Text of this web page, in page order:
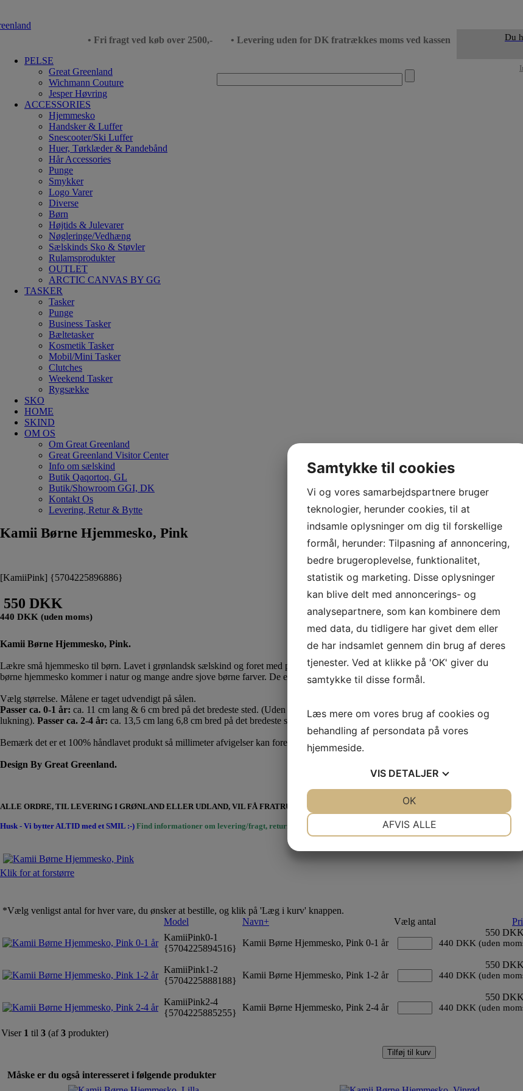
Du
• Fri fragt ved køb over 2500,- • Levering uden for DK fratrækkes moms ved kassen • Levering
PELSE
Great Greenland
Wichmann Couture
Jesper Høvring
ACCESSORIES
Hjemmesko
Handsker & Luffer
Snescooter/Ski Luffer
Huer, Tørklæder & Pandebånd
Hår Accessories
Punge
Smykker
Logo Varer
Diverse
Børn
Højtids & Julevarer
Nøgleringe/Vedhæng
Sælskinds Sko & Støvler
Rulamsprodukter
OUTLET
ARCTIC CANVAS BY GG
TASKER
Tasker
Punge
Business Tasker
Bæltetasker
Kosmetik Tasker
Mobil/Mini Tasker
Clutches
Weekend Tasker
Rygsække
SKO
HOME
SKIND
OM OS
Om Great Greenland
Great Greenland Visitor Center
Info om sælskind
Butik Qaqortoq, GL
Butik/Showroom GGI, DK
Kontakt Os
Levering, Retur & Bytte
Kamii Børne Hjemmesko, Pink
[KamiiPink] {5704225896886}
550 DKK
440 DKK (uden moms)
Kamii Børne Hjemmesko, Pink.
Lækre små hjemmesko til børn. Lavet i grønlandsk sælskind og foret med polar-fleece & dejlig varmt rulam. Kamii børne hjemmesko
børne hjemmesko kommer i natur og mange andre sjove børne farver. De er meget slidstærke og mildest talt bedårende i deres look.
Vælg størrelse. Målene er taget udvendigt på sålen.
Passer ca. 0-1 år: ca. 11 cm lang & 6 cm bred på det bredeste sted. (Uden velcro lukning - med elastik ved hælen). Passer ca. 1-2 år:
lukning). Passer ca. 2-4 år: ca. 13,5 cm lang 6,8 cm bred på det bredeste sted. (Med velcro lukning)
Bemærk det er et 100% håndlavet produkt så millimeter afvigelser kan forekomme i mål. Hjemmeskoen giver sig lidt ved brug og vil
Design By Great Greenland.
ALLE ORDRE, TIL LEVERING I GRØNLAND ELLER UDLAND, VIL FÅ FRATRUKKET MOMS VED BETALING.
Husk - Vi bytter ALTID med et SMIL :-) Find informationer om levering/fragt, returnering og bytte
Klik for at forstørre
*Vælg venligst antal for hver vare, du ønsker at bestille, og klik på 'Læg i kurv' knappen.
Model
Navn+ Vælg antal
KamiiPink0-1
{5704225894516}
Kamii Børne Hjemmesko, Pink 0-1 år
550
440 DKK (uden
KamiiPink1-2
{5704225888188}
Kamii Børne Hjemmesko, Pink 1-2 år
550
440 DKK (uden
KamiiPink2-4
{5704225885255}
Kamii Børne Hjemmesko, Pink 2-4 år
550
440 DKK (uden
Viser 1 til 3 (af3 produkter)
Tilføj til kurv
Måske er du også interesseret i følgende produkter
Samtykke til cookies
Vi og vores samarbejdspartnere bruger
teknologier, herunder cookies, til at
indsamle oplysninger om dig til forskellige
formål, herunder: Tilpasning af annoncering,
bedre brugeroplevelse, funktionalitet,
statistik og marketing. Disse oplysninger
kan blive delt med annoncerings- og
analysepartnere, som kan kombinere dem
med data, du tidligere har givet dem eller
de har indsamlet gennem din brug af deres
tjenester. Ved at klikke på 'OK' giver du
samtykke til disse formål.
Læs mere om vores brug af cookies og
behandling af persondata på vores
hjemmeside.
VIS DETALJER
AFVIS ALLE
OK